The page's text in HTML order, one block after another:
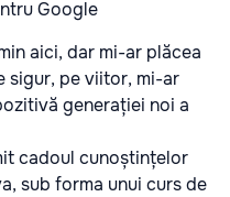
aici, dar mi-ar plăcea
sigur, pe viitor, mi-ar
generației noi a
cadoul cunoștințelor
sub forma unui curs de